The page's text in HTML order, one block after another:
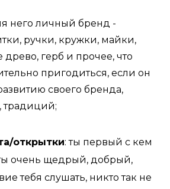
него личный бренд -
ручки, кружки, майки,
древо, герб и прочее, что
пригодиться, если он
своего бренда,
традиций;
открытки: ты первый с кем
очень щедрый, добрый,
тебя слушать, никто так не